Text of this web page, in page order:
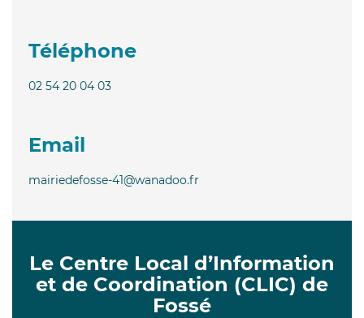
Téléphone
02 54 20 04 03
Email
mairiedefosse-41@wanadoo.fr
Le Centre Local d’Information
et de Coordination (CLIC) de
Fossé